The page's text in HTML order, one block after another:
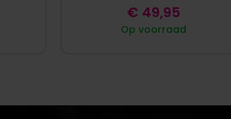
Op voorraad
€ 49,95